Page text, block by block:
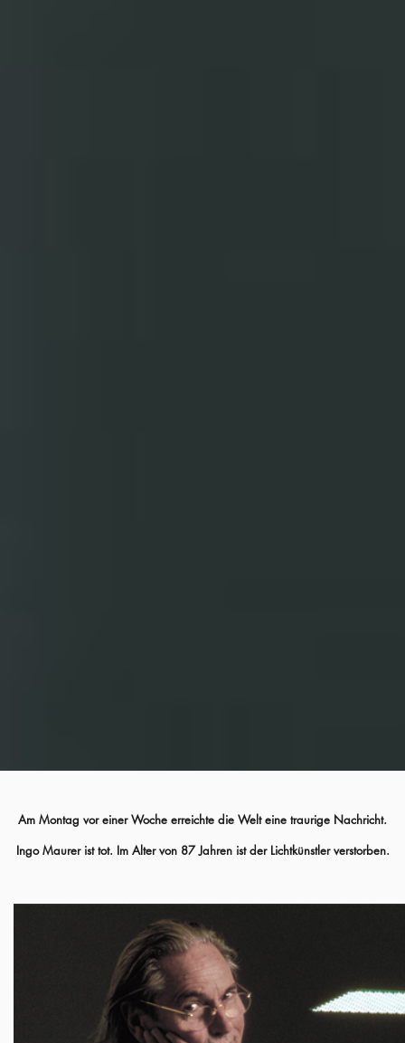
Am Montag vor einer Woche erreichte die Welt eine traurige Nachricht.
Ingo Maurer ist tot. Im Alter von 87 Jahren ist der Lichtkünstler verstorben.